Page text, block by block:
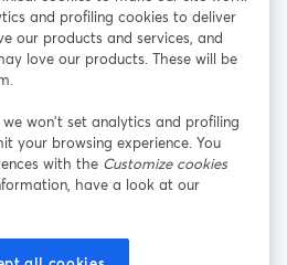
Facebook
wird in einem neuen Tab geöffnet
X (Twitter)
wird in einem neuen Tab geöffnet
in einem neuen Tab geöffnet
Cookie-Richtlinie
and profiling cookies to deliver
our products and services, and
love our products. These will be
won’t set analytics and profiling
your browsing experience. You
with the Customize cookies
have a look at our